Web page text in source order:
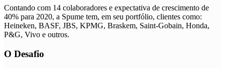
Contando com 14 colaboradores e expectativa de crescimento de
40% para 2020, a Spume tem, em seu portfólio, clientes como:
Heineken, BASF, JBS, KPMG, Braskem, Saint-Gobain, Honda,
P&G, Vivo e outros.
O Desafio